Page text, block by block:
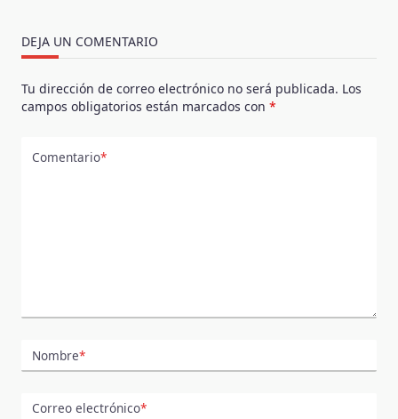
DEJA UN COMENTARIO
Tu dirección de correo electrónico no será publicada. Los
campos obligatorios están marcados con *
Comentario*
Nombre*
Correo electrónico*